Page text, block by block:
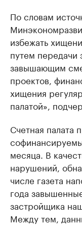
По словам
избежать
путем передачи
завышающим
проектов,
хищения
палатой»,
Счетная палата
месяца. В
нарушений,
числе газета
года
застройщика
Между тем,